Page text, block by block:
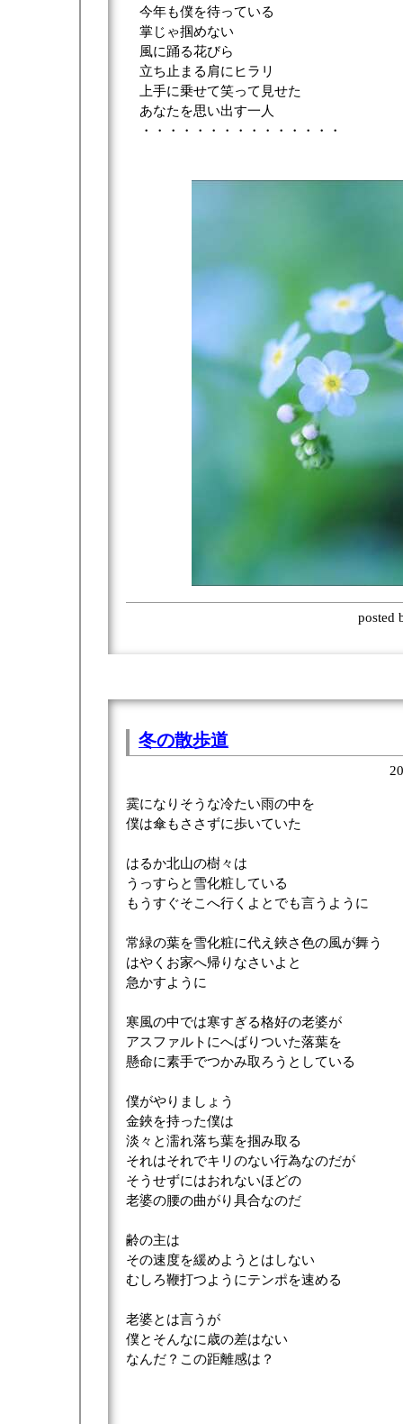
今年も僕を待っている
掌じゃ掴めない
風に踊る花びら
立ち止まる肩にヒラリ
上手に乗せて笑って見せた
あなたを思い出す一人
・・・・・・・・・・・・・・・
posted
冬の散歩道
霙になりそうな冷たい雨の中を
僕は傘もささずに歩いていた
はるか北山の樹々は
うっすらと雪化粧している
もうすぐそこへ行くよとでも言うように
常緑の葉を雪化粧に代え鋏さ色の風が舞う
はやくお家へ帰りなさいよと
急かすように
寒風の中では寒すぎる格好の老婆が
アスファルトにへばりついた落葉を
懸命に素手でつかみ取ろうとしている
僕がやりましょう
金鋏を持った僕は
淡々と濡れ落ち葉を掴み取る
それはそれでキリのない行為なのだが
そうせずにはおれないほどの
老婆の腰の曲がり具合なのだ
齢の主は
その速度を緩めようとはしない
むしろ鞭打つようにテンポを速める
老婆とは言うが
僕とそんなに歳の差はない
なんだ？この距離感は？